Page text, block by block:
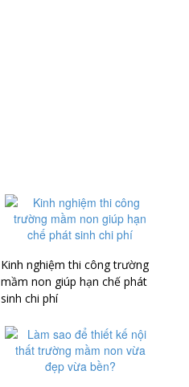
Kinh nghiệm thi công trường
mầm non giúp hạn chế phát
sinh chi phí